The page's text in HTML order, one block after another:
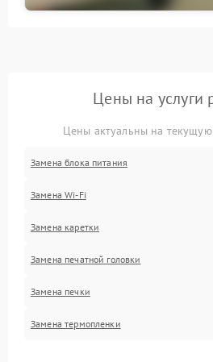
Цены на услуги
Цены актуальны на
Замена блока питания
Замена Wi-Fi
Замена каретки
Замена печатной головки
Замена печки
Замена термопленки